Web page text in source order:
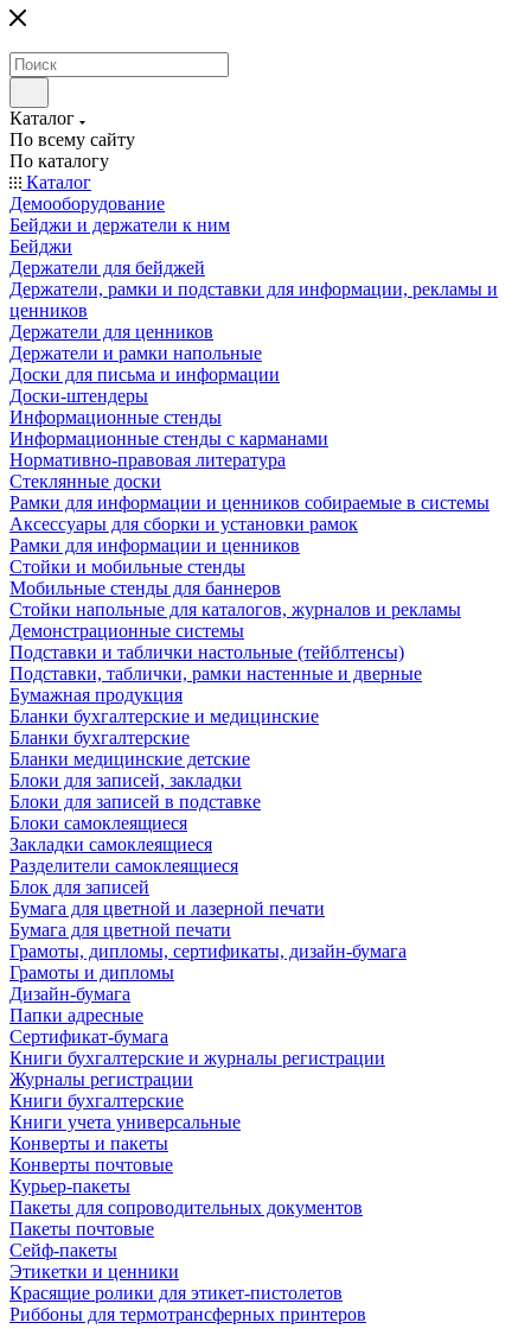
Каталог
По всему сайту
По каталогу
Каталог
Демооборудование
Бейджи и держатели к ним
Бейджи
Держатели для бейджей
Держатели, рамки и подставки для информации, рекламы и
ценников
Держатели для ценников
Держатели и рамки напольные
Доски для письма и информации
Доски-штендеры
Информационные стенды
Информационные стенды с карманами
Нормативно-правовая литература
Стеклянные доски
Рамки для информации и ценников собираемые в системы
Аксессуары для сборки и установки рамок
Рамки для информации и ценников
Стойки и мобильные стенды
Мобильные стенды для баннеров
Стойки напольные для каталогов, журналов и рекламы
Демонстрационные системы
Подставки и таблички настольные (тейблтенсы)
Подставки, таблички, рамки настенные и дверные
Бумажная продукция
Бланки бухгалтерские и медицинские
Бланки бухгалтерские
Бланки медицинские детские
Блоки для записей, закладки
Блоки для записей в подставке
Блоки самоклеящиеся
Закладки самоклеящиеся
Разделители самоклеящиеся
Блок для записей
Бумага для цветной и лазерной печати
Бумага для цветной печати
Грамоты, дипломы, сертификаты, дизайн-бумага
Грамоты и дипломы
Дизайн-бумага
Папки адресные
Сертификат-бумага
Книги бухгалтерские и журналы регистрации
Журналы регистрации
Книги бухгалтерские
Книги учета универсальные
Конверты и пакеты
Конверты почтовые
Курьер-пакеты
Пакеты для сопроводительных документов
Пакеты почтовые
Сейф-пакеты
Этикетки и ценники
Красящие ролики для этикет-пистолетов
Риббоны для термотрансферных принтеров